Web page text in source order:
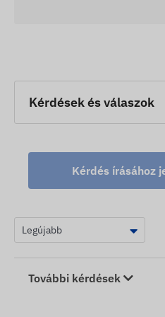
Kérdések és válaszok
Kérdés írásához
További kérdések